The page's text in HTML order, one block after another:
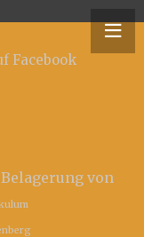
Facebook
Belagerung von